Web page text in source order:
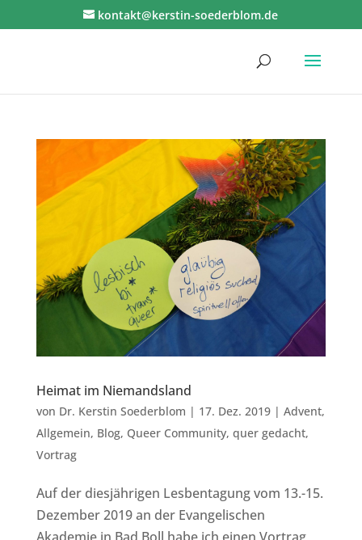
kontakt@kerstin-soederblom.de
Heimat im Niemandsland
von Dr. Kerstin Soederblom | 17. Dez. 2019| Advent,
Allgemein, Blog, Queer Community, quer gedacht,
Vortrag
Auf der diesjährigen Lesbentagung vom 13.-15.
Dezember 2019 an der Evangelischen